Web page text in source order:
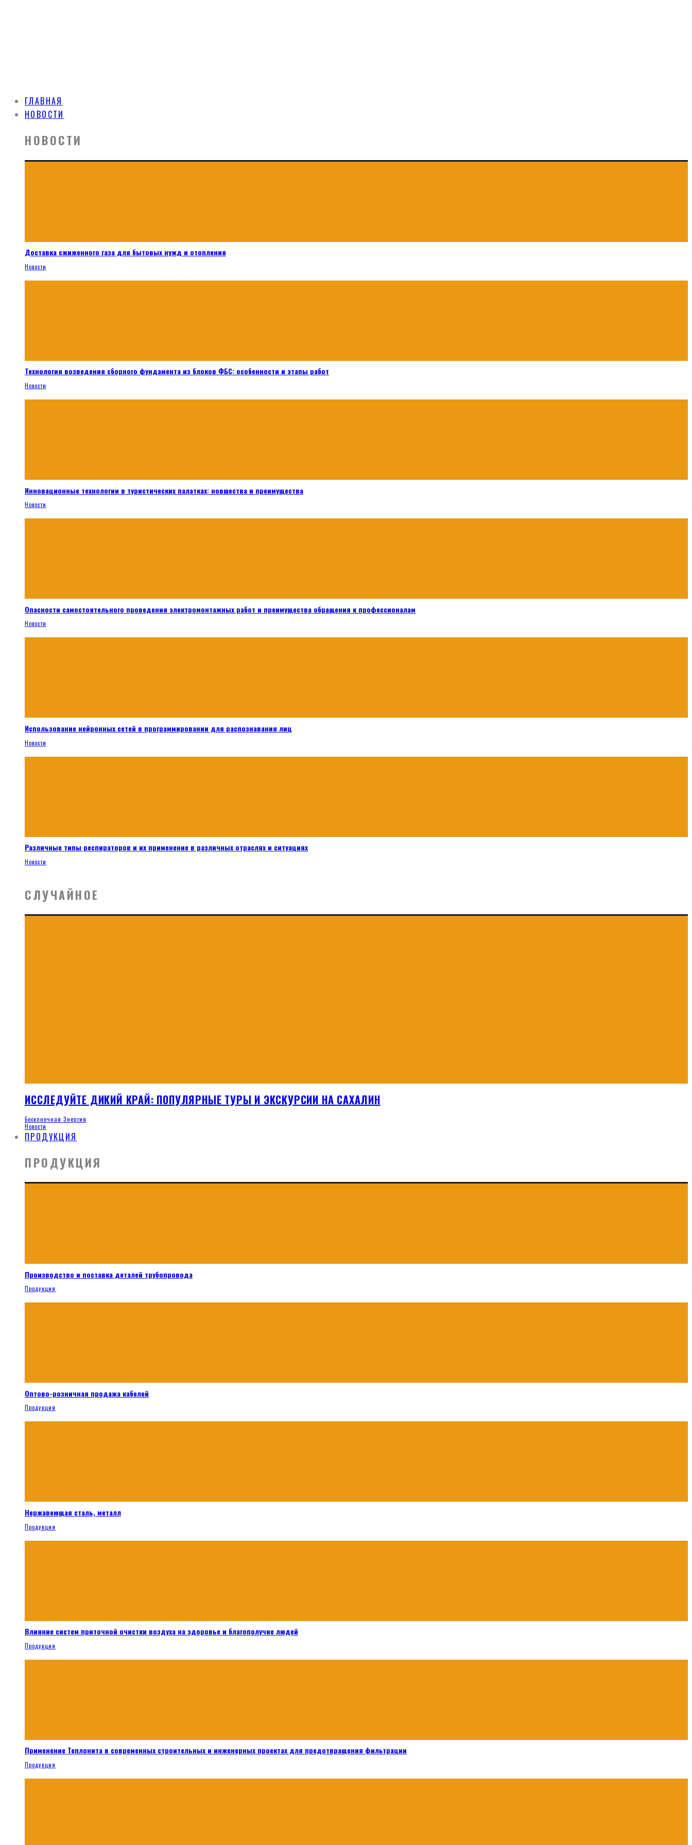
ГЛАВНАЯ
НОВОСТИ
НОВОСТИ
Доставка сжиженного газа для бытовых нужд и отопления
Новости
Технология возведения сборного фундамента из блоков ФБС: особенности и этапы работ
Новости
Инновационные технологии в туристических палатках: новшества и преимущества
Новости
Опасности самостоятельного проведения электромонтажных работ и преимущества обращения к профессионалам
Новости
Использование нейронных сетей в программировании для распознавания лиц
Новости
Различные типы респираторов и их применение в различных отраслях и ситуациях
Новости
СЛУЧАЙНОЕ
ИССЛЕДУЙТЕ ДИКИЙ КРАЙ: ПОПУЛЯРНЫЕ ТУРЫ И ЭКСКУРСИИ НА САХАЛИН
Бесконечная Энергия
Новости
ПРОДУКЦИЯ
ПРОДУКЦИЯ
Производство и поставка деталей трубопровода
Продукция
Оптово-розничная продажа кабелей
Продукция
Нержавеющая сталь, металл
Продукция
Влияние систем приточной очистки воздуха на здоровье и благополучие людей
Продукция
Применение Теплонита в современных строительных и инженерных проектах для предотвращения фильтрации
Продукция